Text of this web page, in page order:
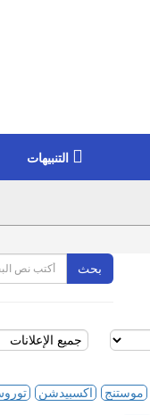
التنبيهات
بحث
موستنج اكسبيدشن